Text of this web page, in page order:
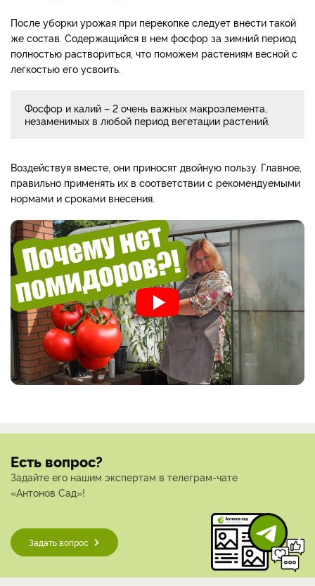
После уборки урожая при перекопке следует внести такой
же состав. Содержащийся в нем фосфор за зимний период
полностью раствориться, что поможем растениям весной с
легкостью его усвоить.
Фосфор и калий – 2 очень важных макроэлемента,
незаменимых в любой период вегетации растений.
Воздействуя вместе, они приносят двойную пользу. Главное,
правильно применять их в соответствии с рекомендуемыми
нормами и сроками внесения.
Есть вопрос?
Задайте его нашим экспертам в телеграм-чате
«Антонов Сад»!
Задать вопрос